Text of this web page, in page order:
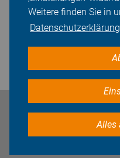
Weitere finden Sie in
Alles
Bleiben Sie in Kontakt